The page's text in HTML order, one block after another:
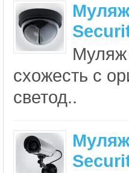
Муляж
схожесть с
светод..